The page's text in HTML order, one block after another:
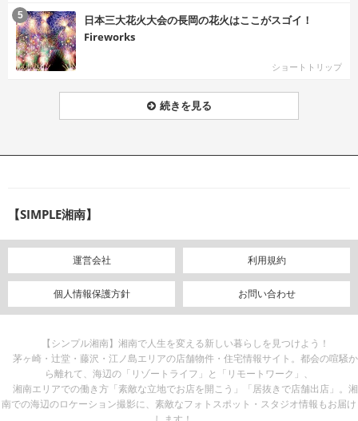
日本三大花火大会の長岡の花火はここがスゴイ！
Fireworks
ショートトリップ
5
続きを見る
【SIMPLE湘南】
運営会社 利用規約
個人情報保護方針 お問い合わせ
【シンプル湘南】湘南で人生を変える新しい暮らしを見つけよう！
茅ヶ崎・辻堂・藤沢・江ノ島エリアの店舗物件・住宅情報サイト。都会の喧騒か
ら離れて、海辺の「リゾートライフ」と「リモートワーク」、
湘南エリアでの働き方「素敵な立地でお店を開こう」「居抜きで店舗出店」。湘
南での海辺のロケーション撮影に、素敵なフォトスポット・スタジオ情報もお届け